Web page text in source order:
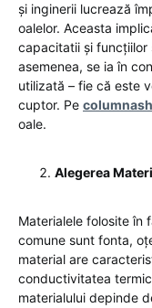
și inginerii lucrează
oalelor. Aceasta
capacitatii și funcțiilor
asemenea, se ia în
utilizată – fie că este
cuptor. Pe
oale.
Alegerea
Materialele folosite în
comune sunt fonta,
material are
conductivitatea
materialului depinde